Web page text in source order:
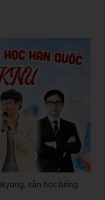
săn học bổng